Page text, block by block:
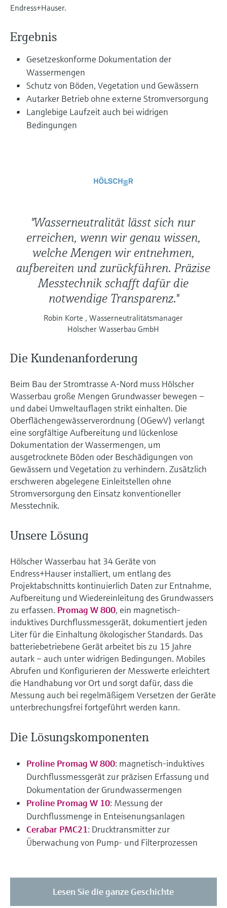
Produktspezifische Informationen und
Dokumente finden
Ersatzteilsuche
Ersatzteile anhand von Produktwurzel,
Bestellcode oder Seriennummer finden
Füllstandsmessung
Füllstandsmessung Druck
Alle ansehen
Analysatoren für Härte, Eisen,
Mikrowellentransmission
Memosens-Technologie
Alle ansehen
Endress+Hauser.
Ergebnis
Gesetzeskonforme Dokumentation der
Wassermengen
Schutz von Böden, Vegetation und Gewässern
Autarker Betrieb ohne externe Stromversorgung
Langlebige Laufzeit auch bei widrigen
Bedingungen
"Wasserneutralität lässt sich nur
erreichen, wenn wir genau wissen,
welche Mengen wir entnehmen,
aufbereiten und zurückführen. Präzise
Messtechnik schafft dafür die
notwendige Transparenz."
Robin Korte , Wasserneutralitätsmanager
Hölscher Wasserbau GmbH
Die Kundenanforderung
Beim Bau der Stromtrasse A-Nord muss Hölscher
Wasserbau große Mengen Grundwasser bewegen –
und dabei Umweltauflagen strikt einhalten. Die
Oberflächengewässerverordnung (OGewV) verlangt
eine sorgfältige Aufbereitung und lückenlose
Dokumentation der Wassermengen, um
ausgetrocknete Böden oder Beschädigungen von
Gewässern und Vegetation zu verhindern. Zusätzlich
erschweren abgelegene Einleitstellen ohne
Stromversorgung den Einsatz konventioneller
Messtechnik.
Unsere Lösung
Hölscher Wasserbau hat 34 Geräte von
Endress+Hauser installiert, um entlang des
Projektabschnitts kontinuierlich Daten zur Entnahme,
Aufbereitung und Wiedereinleitung des Grundwassers
zu erfassen. Promag W 800, ein magnetisch-
induktives Durchflussmessgerät, dokumentiert jeden
Liter für die Einhaltung ökologischer Standards. Das
batteriebetriebene Gerät arbeitet bis zu 15 Jahre
autark – auch unter widrigen Bedingungen. Mobiles
Abrufen und Konfigurieren der Messwerte erleichtert
die Handhabung vor Ort und sorgt dafür, dass die
Messung auch bei regelmäßigem Versetzen der Geräte
unterbrechungsfrei fortgeführt werden kann.
Die Lösungskomponenten
Proline Promag W 800: magnetisch-induktives
Durchflussmessgerät zur präzisen Erfassung und
Dokumentation der Grundwassermengen
Proline Promag W 10: Messung der
Durchflussmenge in Enteisenungsanlagen
Cerabar PMC21: Drucktransmitter zur
Überwachung von Pump- und Filterprozessen
Lesen Sie die ganze Geschichte